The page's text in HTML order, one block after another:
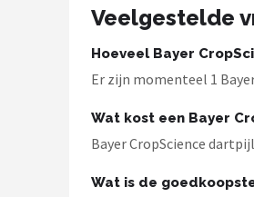
Winmau
Veelgestelde
Hoeveel Bayer
Er zijn momenteel 1
Wat kost een Bayer
Bayer CropScience
Wat is de